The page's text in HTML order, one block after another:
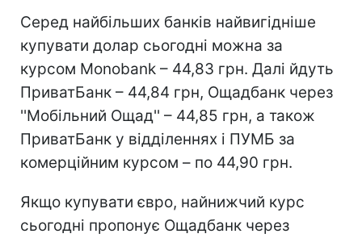
Серед найбільших банків найвигідніше
купувати долар сьогодні можна за
курсом Monobank – 44,83 грн. Далі йдуть
ПриватБанк – 44,84 грн, Ощадбанк через
''Мобільний Ощад'' – 44,85 грн, а також
ПриватБанк у відділеннях і ПУМБ за
комерційним курсом – по 44,90 грн.
Якщо купувати євро, найнижчий курс
сьогодні пропонує Ощадбанк через